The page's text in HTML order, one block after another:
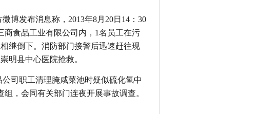
发布消息称，2013年8月20日14：30
商食品工业有限公司内，1名员工在污
继倒下。消防部门接警后迅速赶往现
明县中心医院抢救。
司职工清理腌咸菜池时疑似硫化氢中
，会同有关部门连夜开展事故调查。